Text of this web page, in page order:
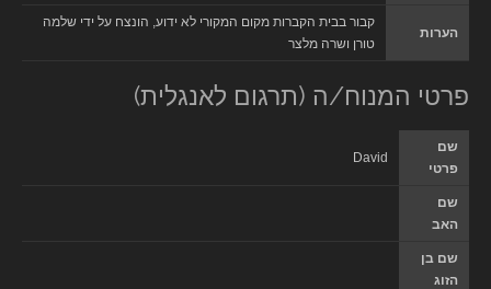
הערות
קבור בבית הקברות מקום המקורי לא ידוע, הונצח על ידי שלמה
טורן ושרה מלצר
פרטי המנוח/ה (תרגום לאנגלית)
שם
פרטי
David
שם
האב
שם בן
הזוג